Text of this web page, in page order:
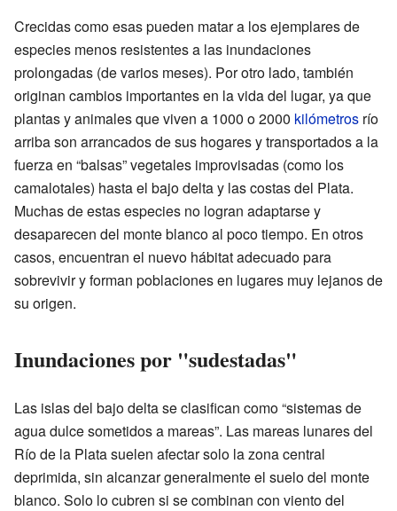
Crecidas como esas pueden matar a los ejemplares de
especies menos resistentes a las inundaciones
prolongadas (de varios meses). Por otro lado, también
originan cambios importantes en la vida del lugar, ya que
plantas y animales que viven a 1000 o 2000 kilómetros río
arriba son arrancados de sus hogares y transportados a la
fuerza en “balsas” vegetales improvisadas (como los
camalotales) hasta el bajo delta y las costas del Plata.
Muchas de estas especies no logran adaptarse y
desaparecen del monte blanco al poco tiempo. En otros
casos, encuentran el nuevo hábitat adecuado para
sobrevivir y forman poblaciones en lugares muy lejanos de
su origen.
Inundaciones por "sudestadas"
Las islas del bajo delta se clasifican como “sistemas de
agua dulce sometidos a mareas”. Las mareas lunares del
Río de la Plata suelen afectar solo la zona central
deprimida, sin alcanzar generalmente el suelo del monte
blanco. Solo lo cubren si se combinan con viento del